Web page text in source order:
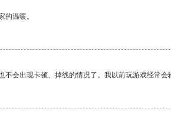
温暖。
会出现卡顿、掉线的情况了。我以前玩游戏经常会